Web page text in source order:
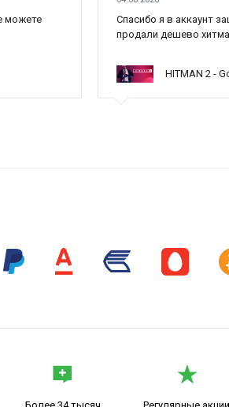
можете
Cпасибо я в аккаунт
продали дешево
HITMAN 2 -